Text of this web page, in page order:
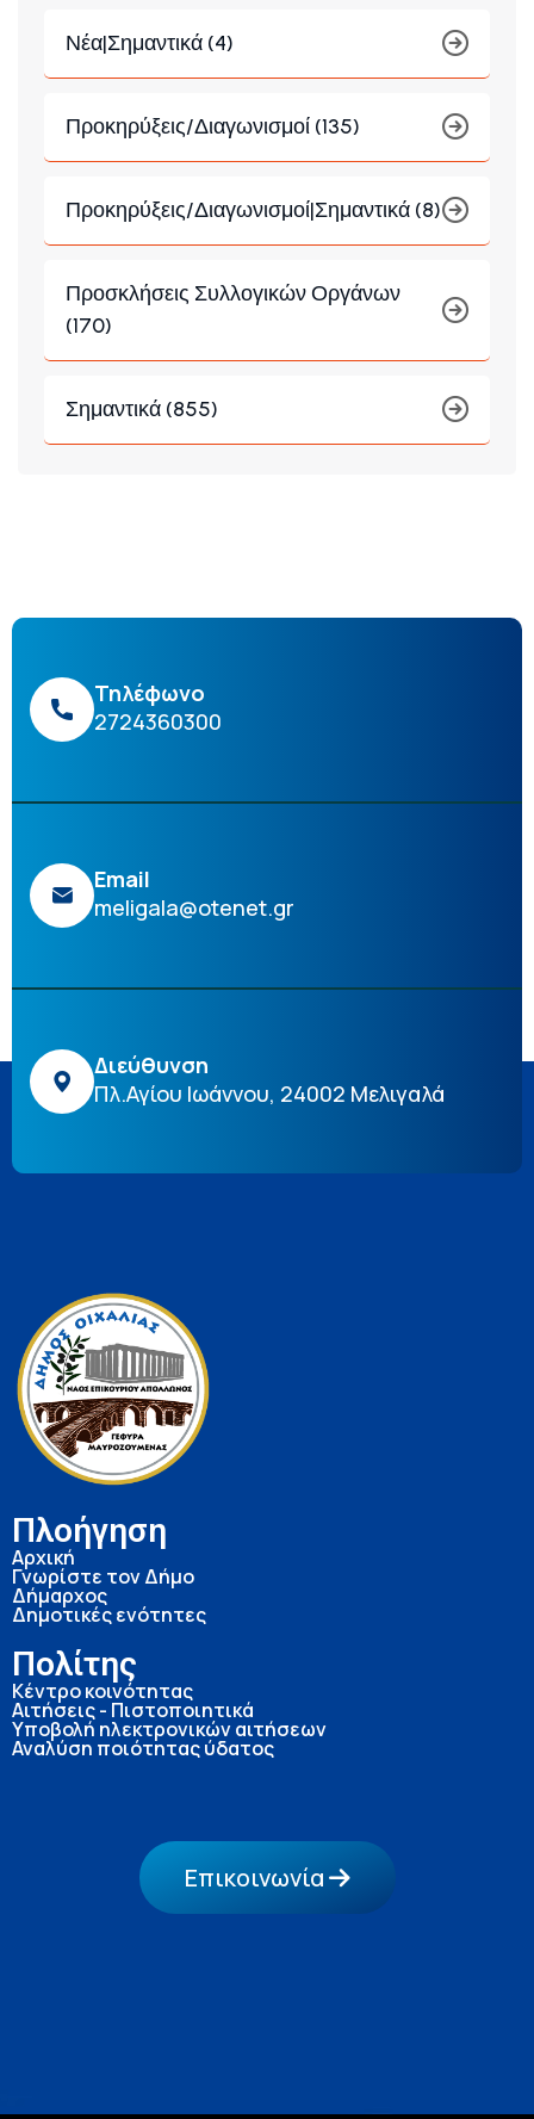
Νέα|Σημαντικά (4)
Προκηρύξεις/Διαγωνισμοί (135)
Προκηρύξεις/Διαγωνισμοί|Σημαντικά (8)
Προσκλήσεις Συλλογικών Οργάνων
(170)
Σημαντικά (855)
Τηλέφωνο
2724360300
Email
meligala@otenet.gr
Διεύθυνση
Πλ.Αγίου Ιωάννου, 24002 Μελιγαλά
Πλοήγηση
Αρχική
Γνωρίστε τον Δήμο
Δήμαρχος
Δημοτικές ενότητες
Πολίτης
Κέντρο κοινότητας
Αιτήσεις - Πιστοποιητικά
Υποβολή ηλεκτρονικών αιτήσεων
Αναλύση ποιότητας ύδατος
Επικοινωνία